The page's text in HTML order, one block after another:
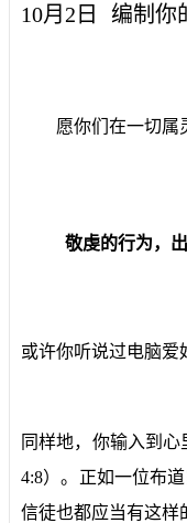
10月2日 编制你
愿你们在一切属
敬虔的行为，
或许你听说过电脑爱
同样地，你输入到
4:8）。正如一位布
信徒也都应当有这样